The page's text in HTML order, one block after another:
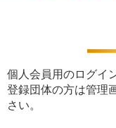
個人会員用のログイ
登録団体の方は管理
さい。